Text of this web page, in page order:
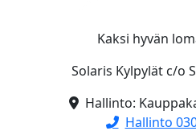
Kaksi hyvän
Solaris Kylpylät c/o
Hallinto:
Hallinto